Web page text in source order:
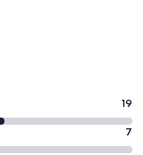
19
7